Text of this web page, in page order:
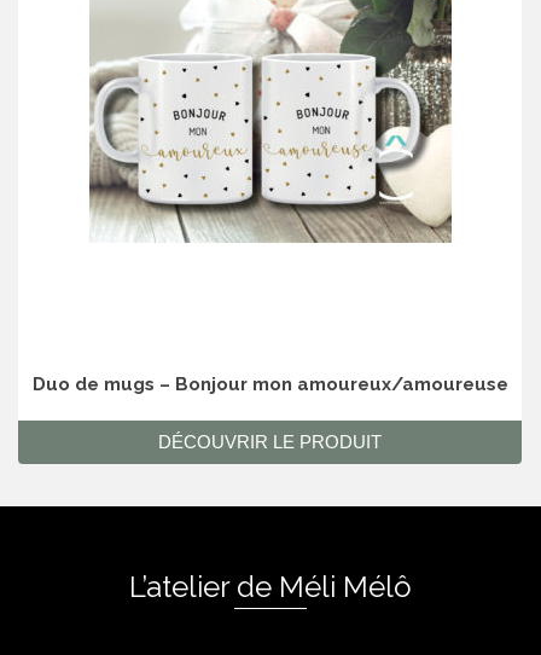
Duo de mugs – Bonjour mon amoureux/amoureuse
DÉCOUVRIR LE PRODUIT
L’atelier de Méli Mélô